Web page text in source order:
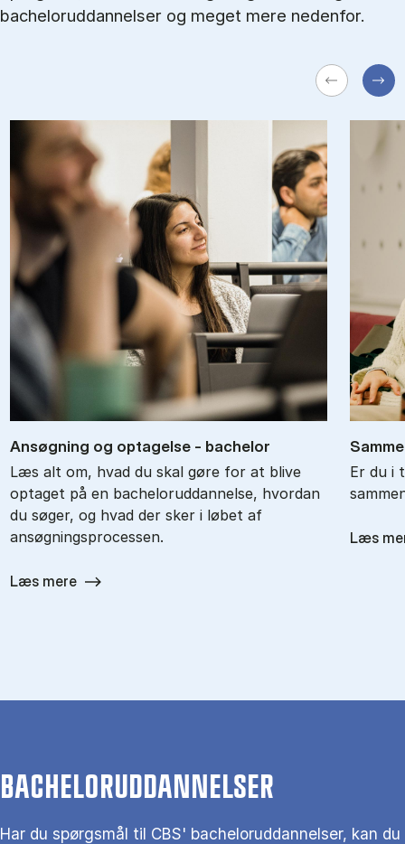
bacheloruddannelser og meget mere nedenfor.
An­søg­ning og op­ta­gel­se - ba­chel­or
Læs alt om, hvad du skal gøre for at blive
optaget på en bacheloruddannelse, hvordan
du søger, og hvad der sker i løbet af
ansøgningsprocessen.
Læs mere
Er du i
Læs
BACHELORUDDANNELSER
Har du spørgsmål til CBS' bacheloruddannelser, kan du